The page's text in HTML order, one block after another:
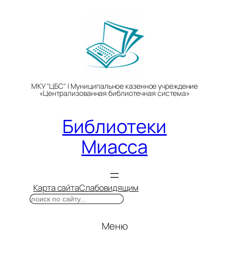
МКУ "ЦБС" | Муниципальное казенное учреждение
«Централизованная библиотечная система»
Библиотеки
Миасса
Карта сайтаСлабовидящим
Поиск
Меню